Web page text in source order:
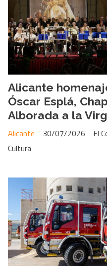
Alicante
Óscar Esplá,
Alborada a la
El
Alicante
30/07/2026
Cultura